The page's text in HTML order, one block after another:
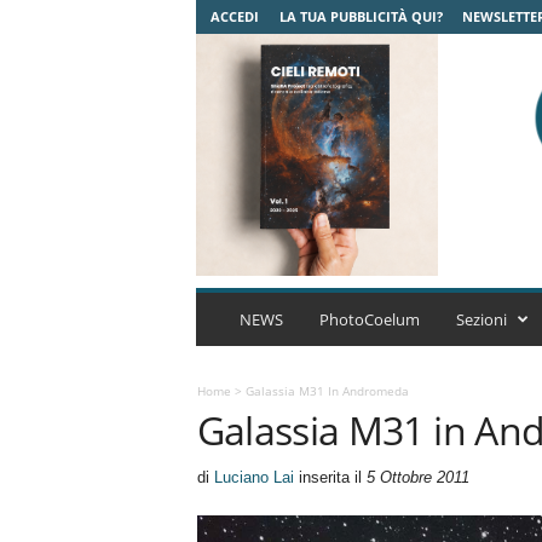
ACCEDI LA TUA PUBBLICITÀ QUI?
C
m
r
NEWS PhotoCoelum Sezioni
Home > Galassia M31 In Andromeda
Galassia M31 in
di Luciano Lai inserita il 5 Ottobre 2011